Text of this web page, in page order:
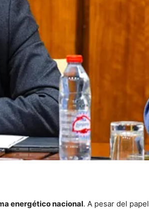
energético nacional. A pesar del papel